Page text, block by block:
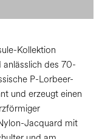
Kollektion
anlässlich des 70-
P-Lorbeer-
und erzeugt einen
Jacquard mit